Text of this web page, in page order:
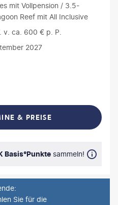
mit Vollpension / 3.5-
Reef mit All Inclusive
v. ca. 600 € p. P.
2027
& PREISE
Basis°Punkte sammeln!
:
Sie für die